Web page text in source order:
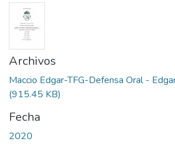
Archivos
Maccio Edgar-TFG-Defensa Oral -
(915.45 KB)
Fecha
2020